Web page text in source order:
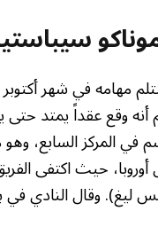
البالغ من العمر 38 عاماً قد
في المركز
أوروبا، حيث اكتفى
ليغ). وقال النادي